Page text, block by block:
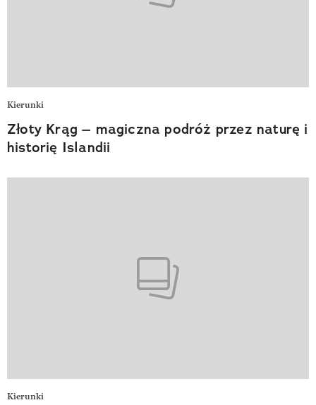
Kierunki
Złoty Krąg – magiczna podróż przez naturę i
historię Islandii
Kierunki